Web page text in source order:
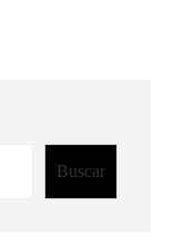
Buscar